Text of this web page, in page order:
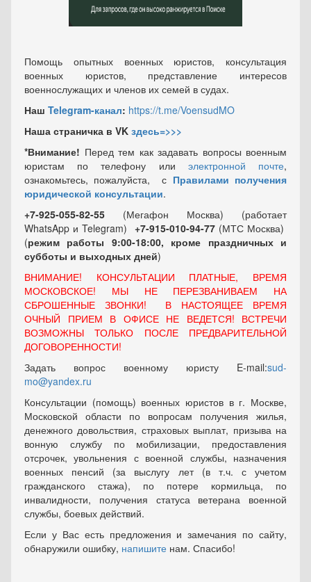
Помощь опытных военных юристов, консультация
военных юристов, представление интересов
военнослужащих и членов их семей в судах.
Наш Telegram-канал: https://t.me/VoensudMO
Наша страничка в VK здесь=>>>
*Внимание! Перед тем как задавать вопросы военным
юристам по телефону или электронной почте,
ознакомьтесь, пожалуйста, с Правилами получения
юридической консультации.
+7-925-055-82-55 (Мегафон Москва) (работает
WhatsApp и Telegram) +7-915-010-94-77 (МТС Москва)
(режим работы 9:00-18:00, кроме праздничных и
субботы и выходных дней)
ВНИМАНИЕ! КОНСУЛЬТАЦИИ ПЛАТНЫЕ, ВРЕМЯ
МОСКОВСКОЕ! МЫ НЕ ПЕРЕЗВАНИВАЕМ НА
СБРОШЕННЫЕ ЗВОНКИ! В НАСТОЯЩЕЕ ВРЕМЯ
ОЧНЫЙ ПРИЕМ В ОФИСЕ НЕ ВЕДЕТСЯ! ВСТРЕЧИ
ВОЗМОЖНЫ ТОЛЬКО ПОСЛЕ ПРЕДВАРИТЕЛЬНОЙ
ДОГОВОРЕННОСТИ!
Задать вопрос военному юристу E-mail:sud-
mo@yandex.ru
Консультации (помощь) военных юристов в г. Москве,
Московской области по вопросам получения жилья,
денежного довольствия, страховых выплат, призыва на
вонную службу по мобилизации, предоставления
отсрочек, увольнения с военной службы, назначения
военных пенсий (за выслугу лет (в т.ч. с учетом
гражданского стажа), по потере кормильца, по
инвалидности, получения статуса ветерана военной
службы, боевых действий.
Если у Вас есть предложения и замечания по сайту,
обнаружили ошибку, напишите нам. Спасибо!